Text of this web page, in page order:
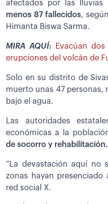
afectados por las lluvias
menos 87 fallecidos,
Himanta Biswa Sarma.
MIRA AQUÍ:
Evacúan
erupciones del volcán de
Solo en su distrito de
muerto unas 47 personas,
bajo el agua.
Las autoridades
económicas a la
de socorro y rehabilitación.
“La devastación aquí no
zonas hayan presenciado
red social X.